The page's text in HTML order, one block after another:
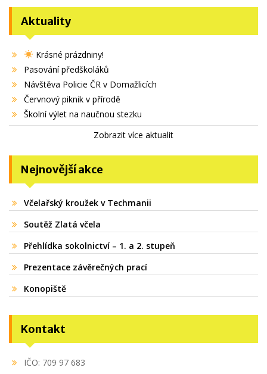
Aktuality
Krásné prázdniny!
Pasování předškoláků
Návštěva Policie ČR v Domažlicích
Červnový piknik v přírodě
Školní výlet na naučnou stezku
Zobrazit více aktualit
Nejnovější akce
Včelařský kroužek v Techmanii
Soutěž Zlatá včela
Přehlídka sokolnictví – 1. a 2. stupeň
Prezentace závěrečných prací
Konopiště
Kontakt
IČO: 709 97 683